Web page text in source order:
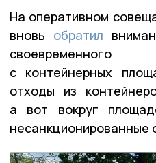
На оперативном
вновь обратил
с контейнерных
отходы из
а вот вокруг
несанкционированные